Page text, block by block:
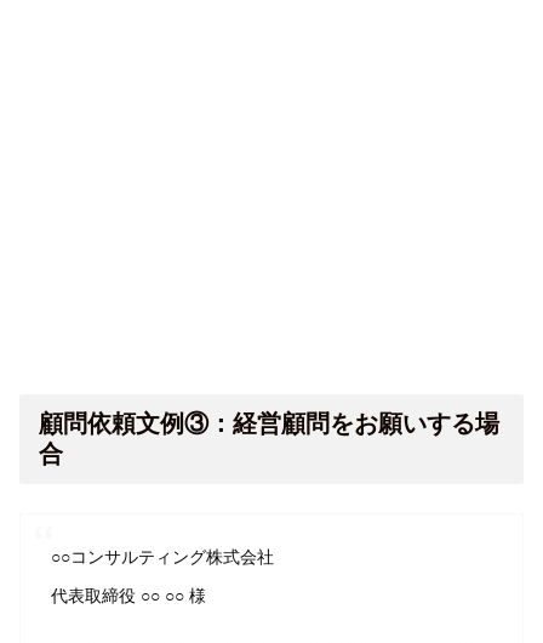
顧問依頼文例③：経営顧問をお願いする場
合
○○コンサルティング株式会社
代表取締役 ○○ ○○ 様